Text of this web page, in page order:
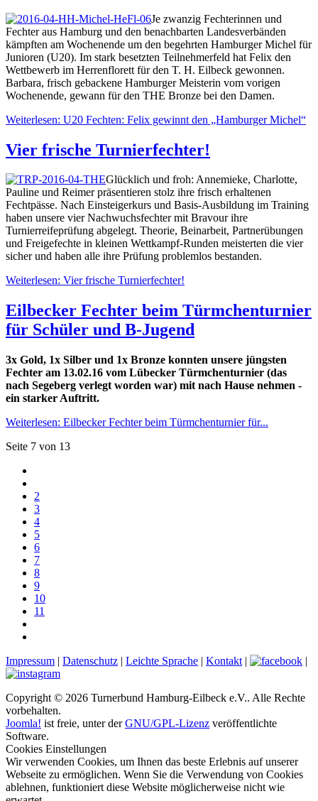
Je zwanzig Fechterinnen und
Fechter aus Hamburg und den benachbarten Landesverbänden
kämpften am Wochenende um den begehrten Hamburger Michel für
Junioren (U20). Im stark besetzten Teilnehmerfeld hat Felix den
Wettbewerb im Herrenflorett für den T. H. Eilbeck gewonnen.
Barbara, frisch gebackene Hamburger Meisterin vom vorigen
Wochenende, gewann für den THE Bronze bei den Damen.
Weiterlesen: U20 Fechten: Felix gewinnt den „Hamburger Michel“
Vier frische Turnierfechter!
Glücklich und froh: Annemieke, Charlotte,
Pauline und Reimer präsentieren stolz ihre frisch erhaltenen
Fechtpässe. Nach Einsteigerkurs und Basis-Ausbildung im Training
haben unsere vier Nachwuchsfechter mit Bravour ihre
Turnierreifeprüfung abgelegt. Theorie, Beinarbeit, Partnerübungen
und Freigefechte in kleinen Wettkampf-Runden meisterten die vier
sicher und haben alle ihre Prüfung problemlos bestanden.
Weiterlesen: Vier frische Turnierfechter!
Eilbecker Fechter beim Türmchenturnier
für Schüler und B-Jugend
3x Gold, 1x Silber und 1x Bronze konnten unsere jüngsten
Fechter am 13.02.16 vom Lübecker Türmchenturnier (das
nach Segeberg verlegt worden war) mit nach Hause nehmen -
ein starker Auftritt.
Weiterlesen: Eilbecker Fechter beim Türmchenturnier für...
Seite 7 von 13
2
3
4
5
6
7
8
9
10
11
Impressum | Datenschutz | Leichte Sprache | Kontakt | |
Copyright © 2026 Turnerbund Hamburg-Eilbeck e.V.. Alle Rechte
vorbehalten.
Joomla! ist freie, unter derGNU/GPL-Lizenz veröffentlichte
Software.
Cookies Einstellungen
Wir verwenden Cookies, um Ihnen das beste Erlebnis auf unserer
Webseite zu ermöglichen. Wenn Sie die Verwendung von Cookies
ablehnen, funktioniert diese Website möglicherweise nicht wie